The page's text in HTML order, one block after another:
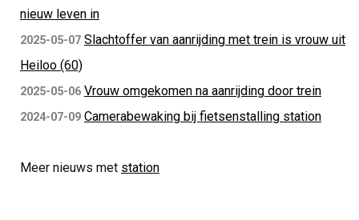
nieuw leven in
2025-05-07 Slachtoffer van aanrijding met trein is vrouw uit
Heiloo (60)
2025-05-06 Vrouw omgekomen na aanrijding door trein
2024-07-09 Camerabewaking bij fietsenstalling station
Meer nieuws met station